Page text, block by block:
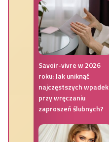
Savoir-vivre w 2026
roku: Jak uniknąć
najczęstszych wpadek
przy wręczaniu
zaproszeń ślubnych?